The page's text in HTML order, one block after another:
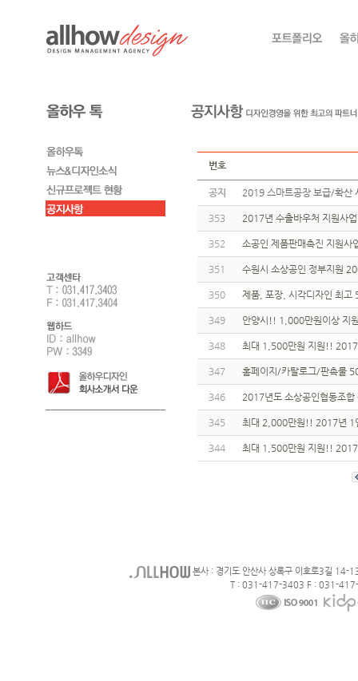
번호
공지 2019 스마트공장 보급/확
353 2017년 수출바우처 지원사
352 소공인 제품판매촉진 지원
351 수원시 소상공인 정부지원
350 제품, 포장, 시각디자인 최
349 안양시!! 1,000만원이상 지
348 최대 1,500만원 지원!!
347 홈페이지/카탈로그/판촉물
346 2017년도 소상공인협동조
345 최대 2,000만원!! 2017년 1
344 최대 1,500만원 지원!! 2017
본사 : 경기도 안산사 상록구 이호로3길 14-
T : 031-417-3403 F : 031-